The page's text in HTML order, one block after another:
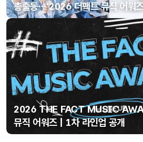
총출동…'2026 더팩트 뮤직 어워
2026 THE FACT MUSIC
뮤직 어워즈 | 1차 라인업 공개